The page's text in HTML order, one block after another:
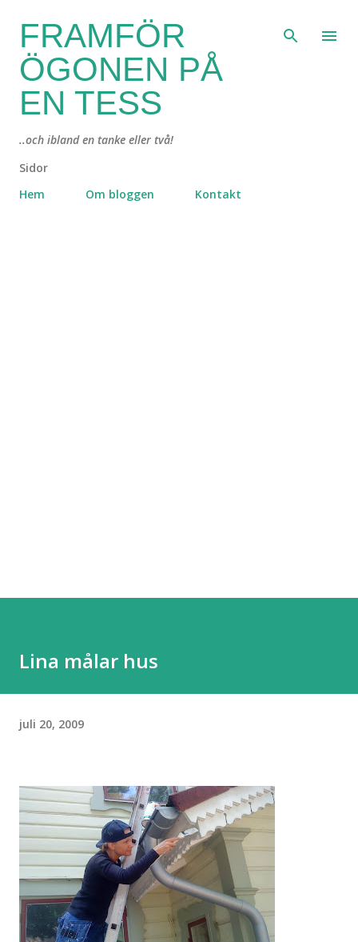
Fortsätt till huvudinnehåll
FRAMFÖR
ÖGONEN PÅ
EN TESS
..och ibland en tanke eller två!
Sidor
Hem
Om bloggen Kontakt
Lina målar hus
juli 20, 2009